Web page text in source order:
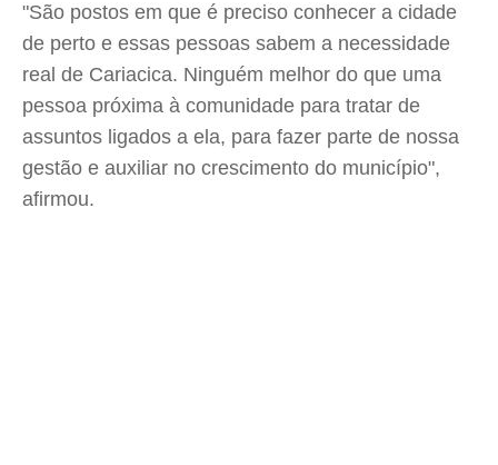
"São postos em que é preciso conhecer a cidade
de perto e essas pessoas sabem a necessidade
real de Cariacica. Ninguém melhor do que uma
pessoa próxima à comunidade para tratar de
assuntos ligados a ela, para fazer parte de nossa
gestão e auxiliar no crescimento do município",
afirmou.